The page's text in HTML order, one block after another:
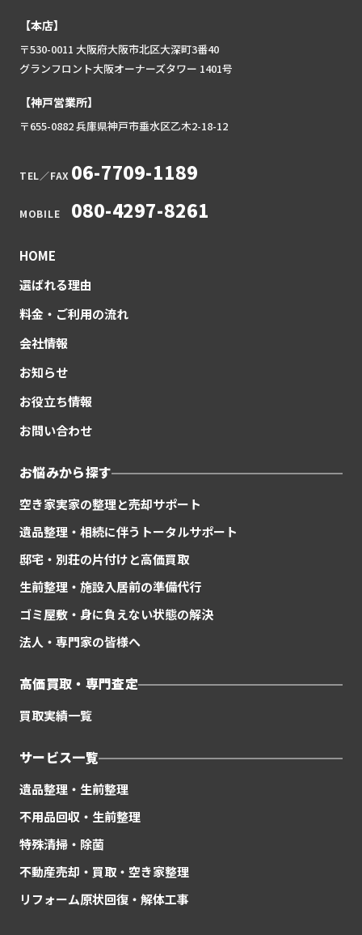
【本店】
〒530-0011 大阪府大阪市北区大深町3番40
グランフロント大阪オーナーズタワー 1401号
【神戸営業所】
〒655-0882 兵庫県神戸市垂水区乙木2-18-12
TEL／FAX 06-7709-1189
MOBILE 080-4297-8261
HOME
選ばれる理由
料金・ご利用の流れ
会社情報
お知らせ
お役立ち情報
お問い合わせ
お悩みから探す
空き家実家の整理と売却サポート
遺品整理・相続に伴うトータルサポート
邸宅・別荘の片付けと高価買取
生前整理・施設入居前の準備代行
ゴミ屋敷・身に負えない状態の解決
法人・専門家の皆様へ
高価買取・専門査定
買取実績一覧
サービス一覧
遺品整理・生前整理
不用品回収・生前整理
特殊清掃・除菌
不動産売却・買取・空き家整理
リフォーム原状回復・解体工事